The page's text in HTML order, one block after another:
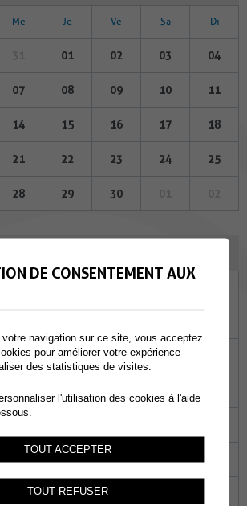
Me Je Ve Sa Di
01 02 03 04
07 08 09 10 11
14 15 16 17 18
21 22 23 24 25
28 29 30
05 06 07 08
26 27 28 29
03
DE CONSENTEMENT AUX
votre navigation sur ce site, vous acceptez
pour améliorer votre expérience
des statistiques de visites.
l'utilisation des cookies à l'aide
TOUT ACCEPTER
TOUT REFUSER